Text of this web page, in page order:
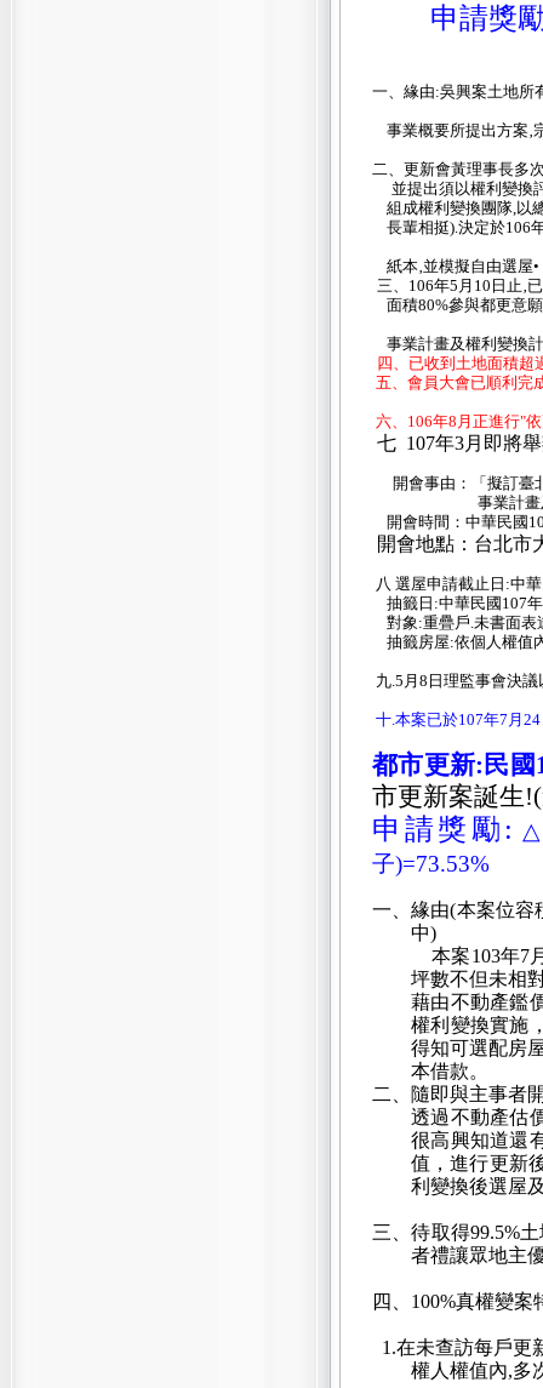
申請獎
一、 緣由:吳興案土地所
事業概要所提出方案‚
二、更新會黃理事長多
並提出須以權利變換
組成權利變換團隊,以
長輩相挺).決定於106
紙本‚並模擬自由選屋•
三、106年5月10日止‚
面積80%參與都更意
事業計畫及權利變換
四、 已收到土地面積超
五、會員大會已順利完
六、106年8月正進行"
七 107年3月即將
開會事由：「擬訂臺
事業計畫
開會時間：中華民國
開會地點：台北市
八 選屋申請截止日:中
抽籤日:中華民國 107
對象:重疊戶.未書面表
抽籤房屋:依個人權值
九.5月 8 日理監事會決
十.本案已於107年7月
都市更新:民國
市更新案誕生!(
申請獎勵:
子)=73.53%
一、緣由(本案位容
中)
本案103年7
坪數不但未相
藉由不動產鑑
權利變換實施
得知可選配房
本借款。
二、 隨即與主事者
透過不動產估
很高興知道還
值，進行更新
利變換後選屋
三、待取得99.5%
者禮讓眾地主
四、 100%真權變案
1.在未查訪每戶更
權人權值內,多